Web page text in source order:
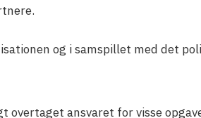
og i samspillet med det
ansvaret for visse